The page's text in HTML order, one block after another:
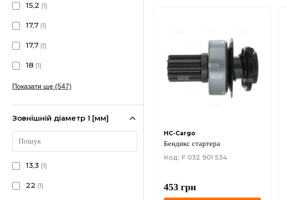
15,2 (1)
17,7 (1)
17,7 (1)
18 (1)
Показати ще (547)
Зовнішній діаметр 1 [мм]
13,3 (1)
22 (1)
HC-Cargo
Бендикс стартера
Код: F 032 901 534
453 грн